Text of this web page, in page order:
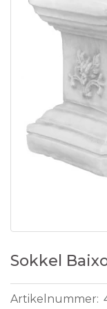
Sokkel
Artikelnummer: